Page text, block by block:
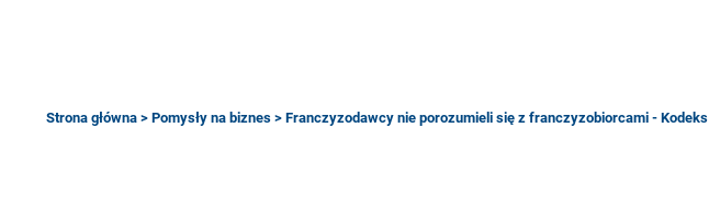
Strona główna > Pomysły na biznes > Franczyzodawcy nie porozumieli się z franczyzobiorcami -